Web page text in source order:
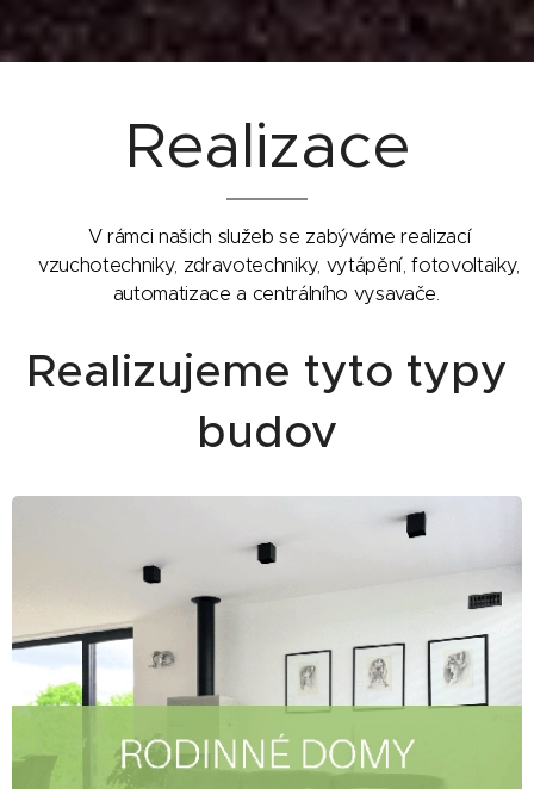
Realizace
V rámci našich služeb se zabýváme realizací
vzuchotechniky, zdravotechniky, vytápění, fotovoltaiky,
automatizace a centrálního vysavače.
Realizujeme tyto typy
budov